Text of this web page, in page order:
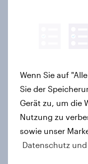
Debt,
2026 –
Vom
verliert
Jeder zweite
Mobile
Wenn Sie auf
Sie der
Gerät zu, um die
Nutzung zu
sowie unser
Datenschutz